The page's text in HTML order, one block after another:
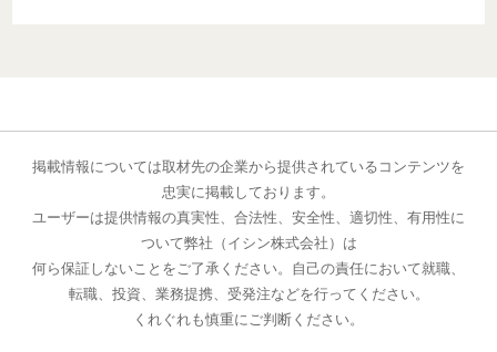
掲載情報については取材先の企業から提供されているコンテンツを
忠実に掲載しております。
ユーザーは提供情報の真実性、合法性、安全性、適切性、有用性に
ついて弊社（イシン株式会社）は
何ら保証しないことをご了承ください。自己の責任において就職、
転職、投資、業務提携、受発注などを行ってください。
くれぐれも慎重にご判断ください。